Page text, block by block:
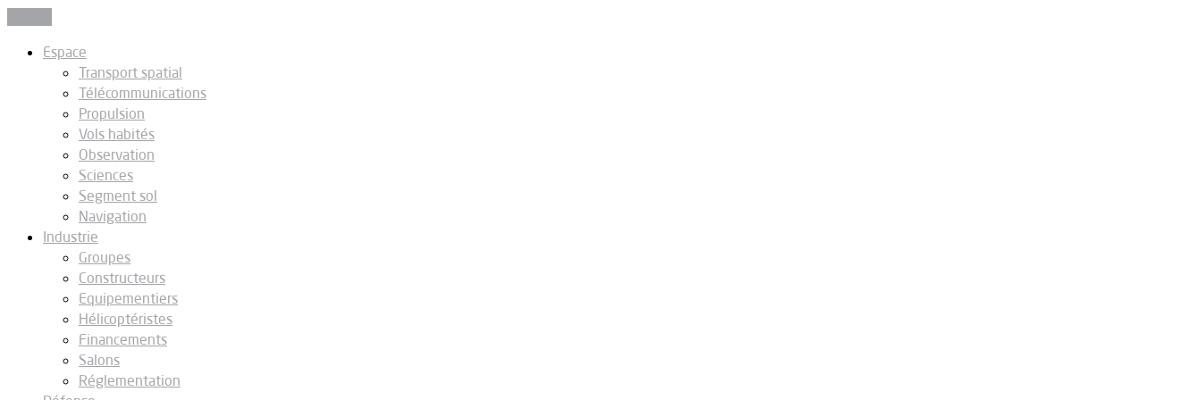
Espace
Transport spatial
Télécommunications
Propulsion
Vols habités
Observation
Sciences
Segment sol
Navigation
Industrie
Groupes
Constructeurs
Equipementiers
Hélicoptéristes
Financements
Salons
Réglementation